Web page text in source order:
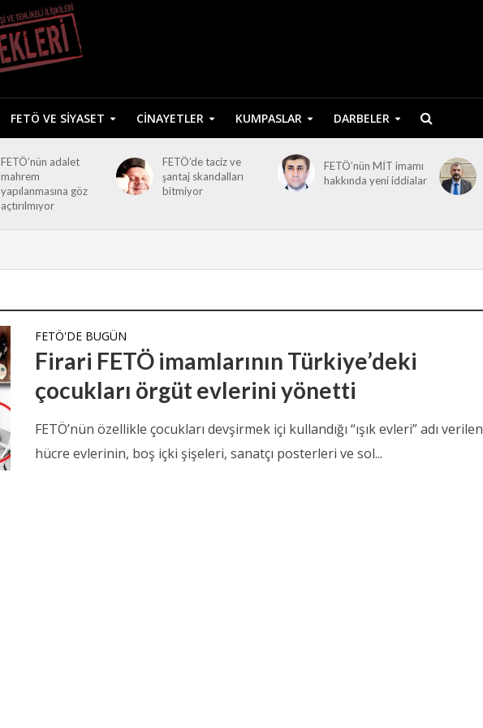
FETÖ VE SIYASET CINAYETLER KUMPASLAR DARBELER
FETÖ’nün adalet
mahrem
yapılanmasına göz
açtırılmıyor
FETÖ’de taciz ve
şantaj skandalları
bitmiyor
FETÖ’nün MİT imamı
hakkında yeni iddialar
FETÖ'DE BUGÜN
Firari FETÖ imamlarının Türkiye’deki
çocukları örgüt evlerini yönetti
FETÖ’nün özellikle çocukları devşirmek içi kullandığı “ışık evleri” adı verilen
hücre evlerinin, boş içki şişeleri, sanatçı posterleri ve sol...